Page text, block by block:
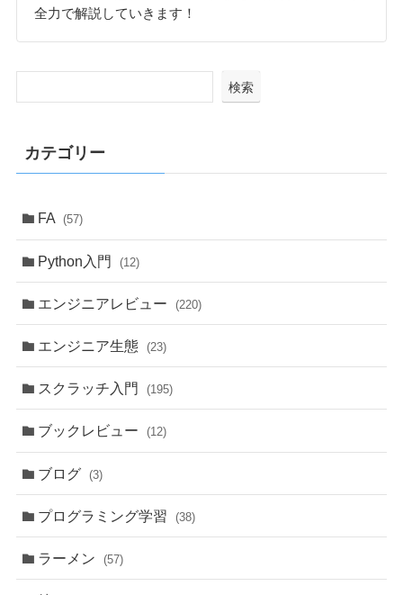
全力で解説していきます！
検索
カテゴリー
FA (57)
Python入門 (12)
エンジニアレビュー (220)
エンジニア生態 (23)
スクラッチ入門 (195)
ブックレビュー (12)
ブログ (3)
プログラミング学習 (38)
ラーメン (57)